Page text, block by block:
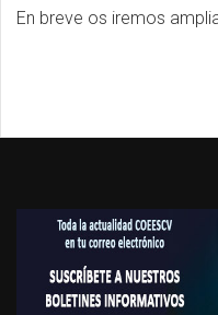
En breve os iremos